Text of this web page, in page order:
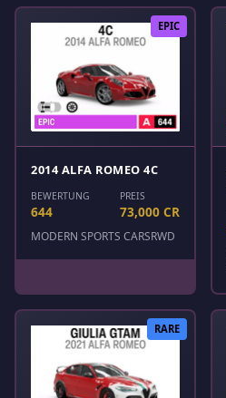
EPIC
2014 ALFA ROMEO 4C
BEWERTUNG
644
PREIS
73,000 CR
MODERN SPORTS CARSRWD
RARE